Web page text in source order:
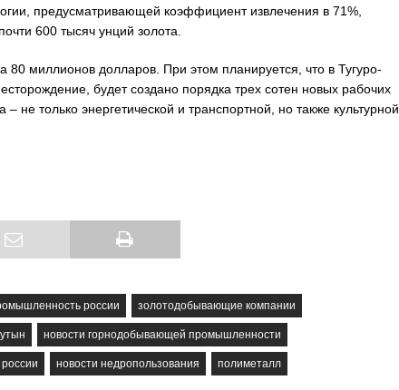
предусматривающей коэффициент извлечения в 71%,
600 тысяч унций золота.
миллионов долларов. При этом планируется, что в Тугуро-
будет создано порядка трех сотен новых рабочих
не только энергетической и транспортной, но также культурной,
россии золотодобывающие компании
новости горнодобывающей промышленности
новости недропользования полиметалл